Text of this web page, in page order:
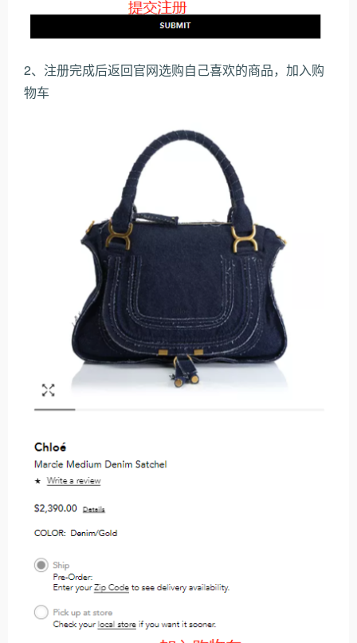
2、注册完成后返回官网选购自己喜欢的商品，加入购
物车